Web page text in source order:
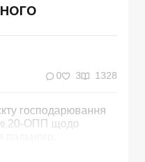
0 3 1328
господарювання
20-ОПП щодо